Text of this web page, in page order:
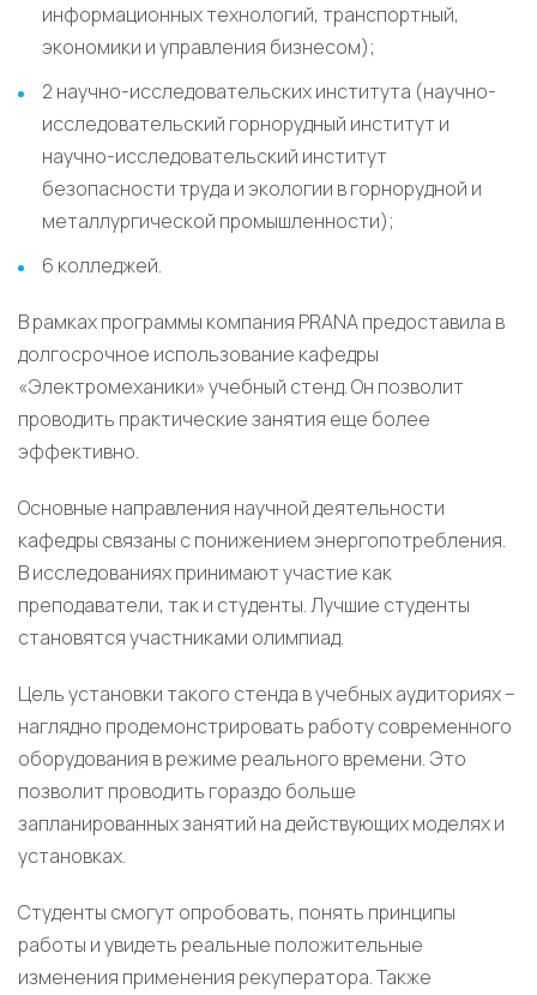
информационных технологий, транспортный,
экономики и управления бизнесом);
2 научно-исследовательских института (научно-
исследовательский горнорудный институт и
научно-исследовательский институт
безопасности труда и экологии в горнорудной и
металлургической промышленности);
6 колледжей.
В рамках программы компания PRANA предоставила в
долгосрочное использование кафедры
«Электромеханики» учебный стенд. Он позволит
проводить практические занятия еще более
эффективно.
Основные направления научной деятельности
кафедры связаны с понижением энергопотребления.
В исследованиях принимают участие как
преподаватели, так и студенты. Лучшие студенты
становятся участниками олимпиад.
Цель установки такого стенда в учебных аудиториях –
наглядно продемонстрировать работу современного
оборудования в режиме реального времени. Это
позволит проводить гораздо больше
запланированных занятий на действующих моделях и
установках.
Студенты смогут опробовать, понять принципы
работы и увидеть реальные положительные
изменения применения рекуператора. Также